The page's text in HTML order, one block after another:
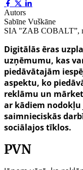
Autors
Sabīne Vuškāne
SIA "ZAB COBALT”,
Digitālās ēras
uzņēmumu, kas
piedāvātajām
aspektu, ko
reklāmu un
ar kādiem
saimnieciskās
sociālajos tīklos.
PVN